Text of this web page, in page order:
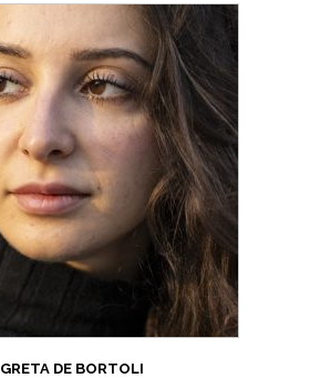
GRETA DE BORTOLI